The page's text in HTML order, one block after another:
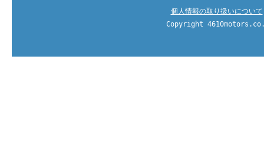
個人情報の取り扱いについて
Copyright